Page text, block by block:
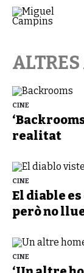
CINE
realitat
CINE
El diable
però no
CINE